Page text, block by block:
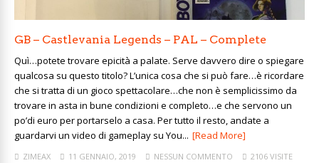
GB – Castlevania Legends – PAL – Complete
Quì…potete trovare epicità a palate. Serve davvero dire o spiegare
qualcosa su questo titolo? L’unica cosa che si può fare…è ricordare
che si tratta di un gioco spettacolare…che non è semplicissimo da
trovare in asta in bune condizioni e completo…e che servono un
po’di euro per portarselo a casa. Per tutto il resto, andate a
guardarvi un video di gameplay su You... [Read More]
ZIMEAX 11 GENNAIO, 2019 NESSUN COMMENTO 2106 VISITE